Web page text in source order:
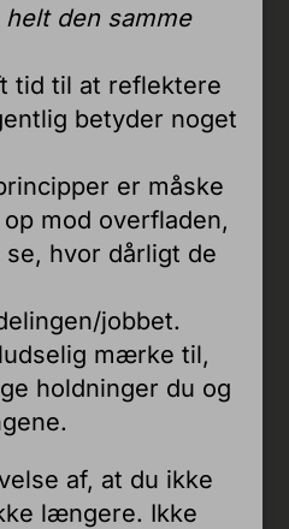
helt den samme
tid til at reflektere
betyder noget
er måske
mod overfladen,
hvor dårligt de
jobbet.
mærke til,
holdninger du og
af, at du ikke
længere. Ikke